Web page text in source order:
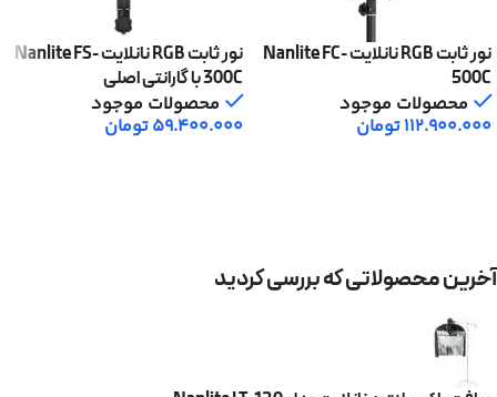
نور ثابت RGB نانلایت Nanlite FC-
500C
محصولات موجود
112.900.000تومان
نور ثابت RGB نانلایت Nanlite FS-
300C با گارانتی اصلی
محصولات موجود
59.400.000تومان
آخرین محصولاتی که بررسی کردید